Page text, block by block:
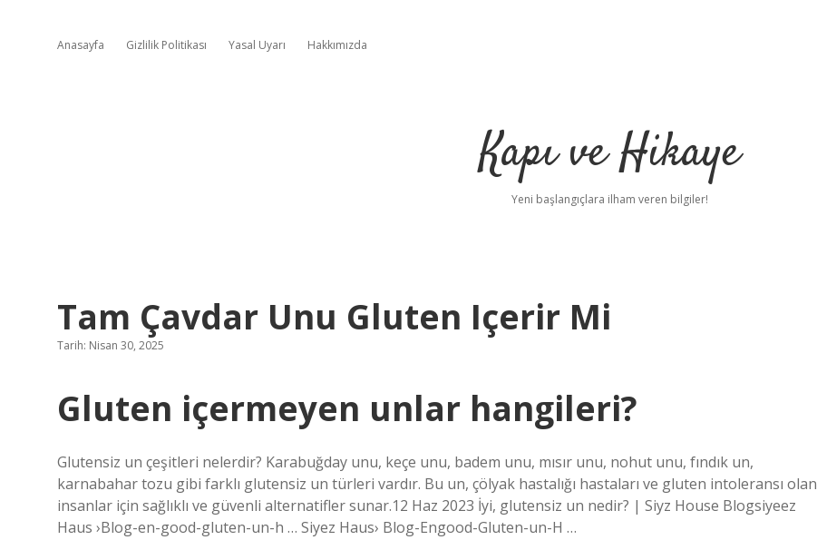
Anasayfa Gizlilik Politikası Yasal Uyarı Hakkımızda
Kapı ve Hikaye
Yeni başlangıçlara ilham veren bilgiler!
Tam Çavdar Unu Gluten Içerir Mi
Tarih: Nisan 30, 2025
Gluten içermeyen unlar hangileri?
Glutensiz un çeşitleri nelerdir? Karabuğday unu, keçe unu, badem unu, mısır unu, nohut unu, fındık un,
karnabahar tozu gibi farklı glutensiz un türleri vardır. Bu un, çölyak hastalığı hastaları ve gluten intoleransı olan
insanlar için sağlıklı ve güvenli alternatifler sunar.12 Haz 2023 İyi, glutensiz un nedir? | Siyz House Blogsiyeez
Haus ›Blog-en-good-gluten-un-h … Siyez Haus› Blog-Engood-Gluten-un-H …